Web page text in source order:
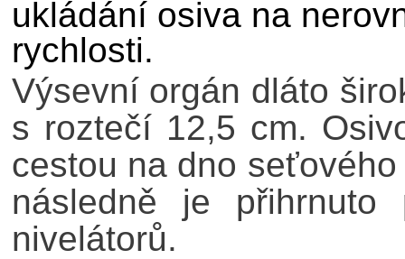
ukládání osiva na
rychlosti.
Výsevní orgán dláto
s roztečí 12,5 cm.
cestou na dno
následně je přihrnuto
nivelátorů.